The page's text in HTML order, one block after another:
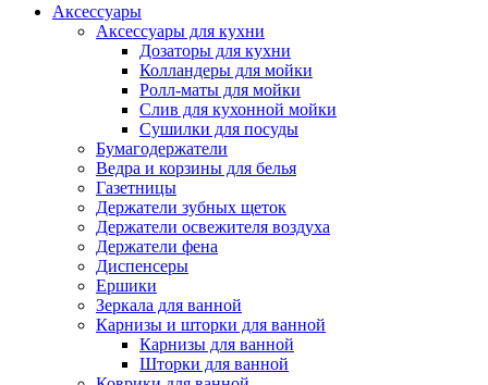
Аксессуары
Аксессуары для кухни
Дозаторы для кухни
Колландеры для мойки
Ролл-маты для мойки
Слив для кухонной мойки
Сушилки для посуды
Бумагодержатели
Ведра и корзины для белья
Газетницы
Держатели зубных щеток
Держатели освежителя воздуха
Держатели фена
Диспенсеры
Ершики
Зеркала для ванной
Карнизы и шторки для ванной
Карнизы для ванной
Шторки для ванной